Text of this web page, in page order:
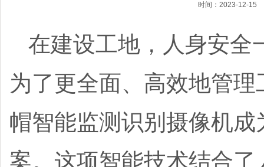
时间：2023-12-15
在建设工地，人身安全
为了更全面、高效地管
帽智能监测识别摄像机
案。这项智能技术结合